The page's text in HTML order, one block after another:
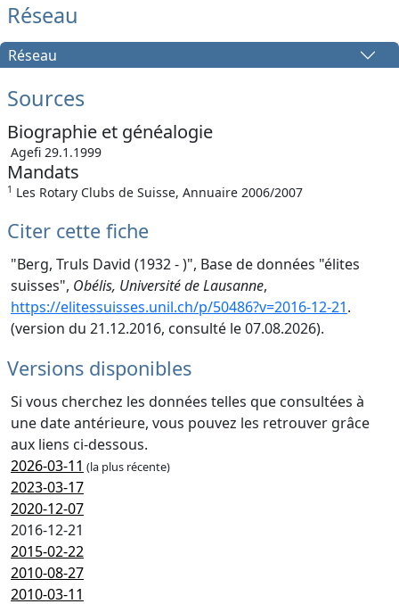
Réseau
Réseau
Sources
Biographie et généalogie
Agefi 29.1.1999
Mandats
1 Les Rotary Clubs de Suisse, Annuaire 2006/2007
Citer cette fiche
"Berg, Truls David (1932 - )", Base de données "élites
suisses", Obélis, Université de Lausanne,
https://elitessuisses.unil.ch/p/50486?v=2016-12-21.
(version du 21.12.2016, consulté le 07.08.2026).
Versions disponibles
Si vous cherchez les données telles que consultées à
une date antérieure, vous pouvez les retrouver grâce
aux liens ci-dessous.
2026-03-11 (la plus récente)
2023-03-17
2020-12-07
2016-12-21
2015-02-22
2010-08-27
2010-03-11